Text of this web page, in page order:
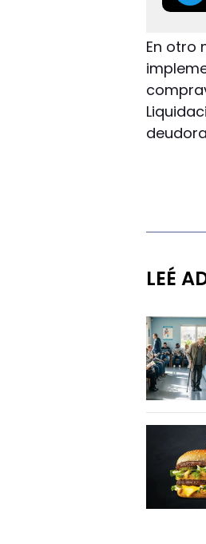
En otro
LEÉ